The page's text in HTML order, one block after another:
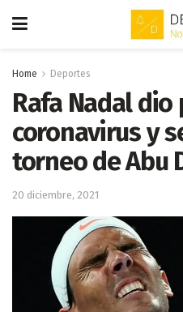
Home Deportes
Rafa Nadal
coronavirus y
torneo de Abu
20 diciembre, 2021